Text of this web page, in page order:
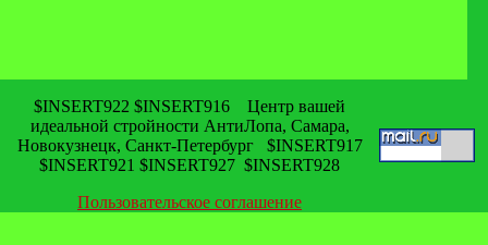
$INSERT922 $INSERT916 Центр вашей
идеальной стройности АнтиЛопа, Самара,
Новокузнецк, Санкт-Петербург $INSERT917
$INSERT921 $INSERT927 $INSERT928
Пользовательское соглашение